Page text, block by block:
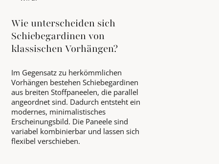
Wie unterscheiden sich
Schiebegardinen von
klassischen Vorhängen?
Im Gegensatz zu herkömmlichen
Vorhängen bestehen Schiebegardinen
aus breiten Stoffpaneelen, die parallel
angeordnet sind. Dadurch entsteht ein
modernes, minimalistisches
Erscheinungsbild. Die Paneele sind
variabel kombinierbar und lassen sich
flexibel verschieben.